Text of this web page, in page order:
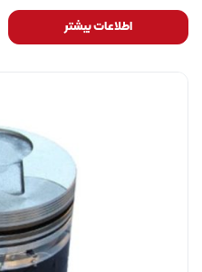
اطلاعات بیشتر